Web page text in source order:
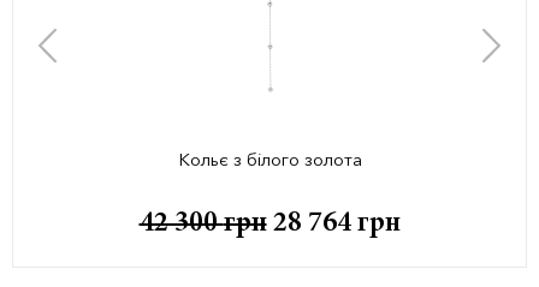
Кольє з білого золота
42 300грн 28 764 грн